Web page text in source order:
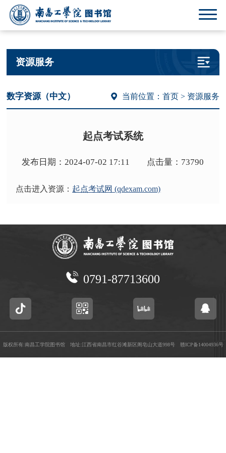
资源服务
数字资源（中文） 当前位置： 首页> 资源服务
起点考试系统
发布日期：2024-07-02 17:11 点击量：73790
点击进入资源： 起点考试网 (qdexam.com)
0791-87713600
版权所有:南昌工学院图书馆 地址:江西省南昌市红谷滩新区阁皂山大道998号 赣ICP备14004936号